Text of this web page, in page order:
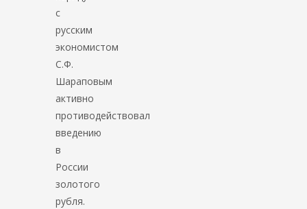
с
русским
экономистом
С.Ф.
Шараповым
активно
противодействовал
введению
в
России
золотого
рубля.